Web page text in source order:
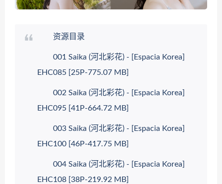
资源目录
001 Saika (河北彩花) - [Espacia Korea]
EHC085 [25P-775.07 MB]
002 Saika (河北彩花) - [Espacia Korea]
EHC095 [41P-664.72 MB]
003 Saika (河北彩花) - [Espacia Korea]
EHC100 [46P-417.75 MB]
004 Saika (河北彩花) - [Espacia Korea]
EHC108 [38P-219.92 MB]